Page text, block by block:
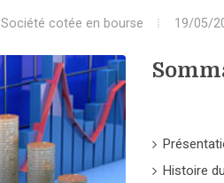
Société cotée en bourse 19/05/
Histoire